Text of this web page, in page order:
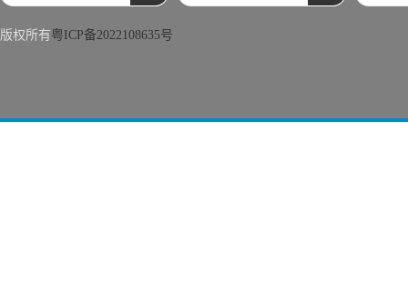
版权所有粤ICP备2022108635号